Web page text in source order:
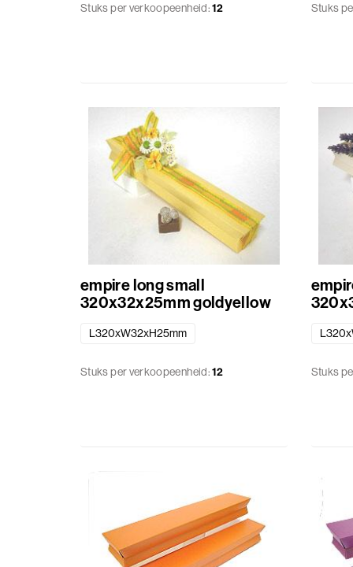
Fundamentals
Transparante
verpakkingen
Geschenkmanden
Diversen
Cadeaulinten
Stuks per verkoopeenheid:12 Stuks
empire long small
320x32x25mm goldyellow
L320xW32xH25mm
Stuks per verkoopeenheid:12 Stuks